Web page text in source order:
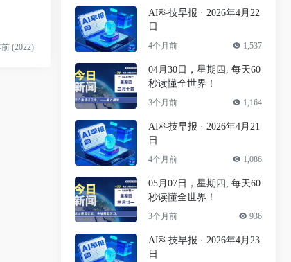
(2022)
AI科技早报 · 2026年4月22
日
4个月前 1,537
04月30日，星期四, 每天60
秒读懂全世界！
3个月前 1,164
AI科技早报 · 2026年4月21
日
4个月前 1,086
05月07日，星期四, 每天60
秒读懂全世界！
3个月前 936
AI科技早报 · 2026年4月23
日